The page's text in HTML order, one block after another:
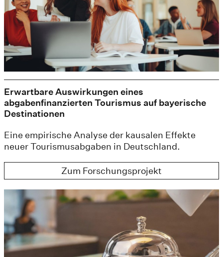
Erwartbare Auswirkungen eines
abgabenfinanzierten Tourismus auf bayerische
Destinationen
Eine empirische Analyse der kausalen Effekte
neuer Tourismusabgaben in Deutschland.
Zum Forschungsprojekt